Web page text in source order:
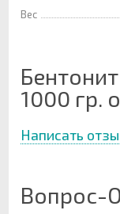
Вес
1000 гр.
Написать
Вопрос-